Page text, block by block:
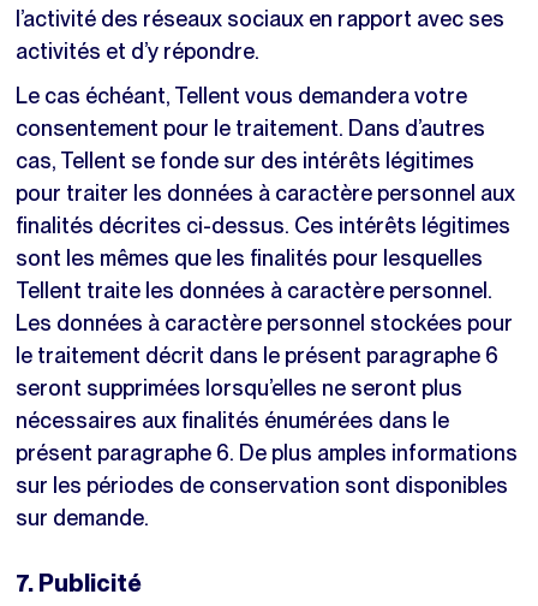
l’activité des réseaux sociaux en rapport avec ses
activités et d’y répondre.
Le cas échéant, Tellent vous demandera votre
consentement pour le traitement. Dans d’autres
cas, Tellent se fonde sur des intérêts légitimes
pour traiter les données à caractère personnel aux
finalités décrites ci-dessus. Ces intérêts légitimes
sont les mêmes que les finalités pour lesquelles
Tellent traite les données à caractère personnel.
Les données à caractère personnel stockées pour
le traitement décrit dans le présent paragraphe 6
seront supprimées lorsqu’elles ne seront plus
nécessaires aux finalités énumérées dans le
présent paragraphe 6. De plus amples informations
sur les périodes de conservation sont disponibles
sur demande.
7. Publicité